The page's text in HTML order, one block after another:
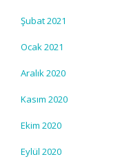
Şubat 2021
Ocak 2021
Aralık 2020
Kasım 2020
Ekim 2020
Eylül 2020